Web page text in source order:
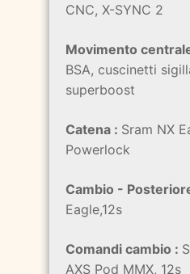
CNC, X-SYNC 2
Movimento
BSA, cuscinetti
superboost
Catena : Sram NX
Powerlock
Cambio -
Eagle,12s
Comandi cambio :
AXS Pod MMX, 12s